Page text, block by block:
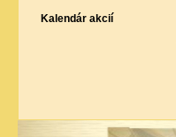
Kalendár akcií